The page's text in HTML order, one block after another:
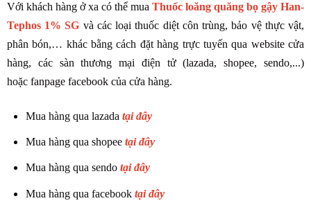
Với khách hàng ở xa có thể mua Thuốc loăng quăng bọ gậy Han-
Tephos 1% SG và các loại thuốc diệt côn trùng, bảo vệ thực vật,
phân bón,… khác bằng cách đặt hàng trực tuyến qua website cửa
hàng, các sàn thương mại điện tử (lazada,shopee,sendo,...)
hoặc fanpage facebook của cửa hàng.
Mua hàng qua lazada tại đây
Mua hàng qua shopeetại đây
Mua hàng qua sendo tại đây
Mua hàng qua facebooktại đây